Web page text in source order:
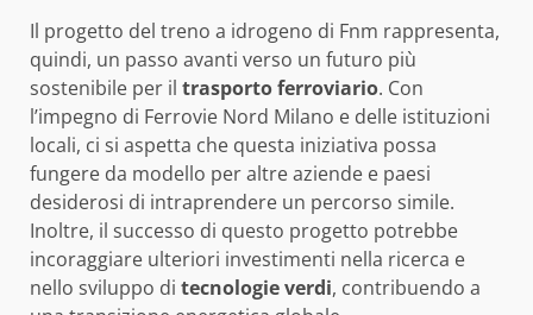
Il progetto del treno a idrogeno di Fnm rappresenta,
quindi, un passo avanti verso un futuro più
sostenibile per il trasporto ferroviario. Con
l’impegno di Ferrovie Nord Milano e delle istituzioni
locali, ci si aspetta che questa iniziativa possa
fungere da modello per altre aziende e paesi
desiderosi di intraprendere un percorso simile.
Inoltre, il successo di questo progetto potrebbe
incoraggiare ulteriori investimenti nella ricerca e
nello sviluppo di tecnologie verdi, contribuendo a